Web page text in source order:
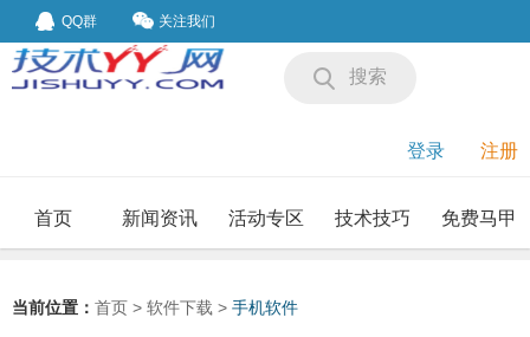
QQ群 关注我们
搜索
登录 注册
首页 新闻资讯 活动专区 技术技巧 免费马甲
当前位置： 首页 > 软件下载 > 手机软件